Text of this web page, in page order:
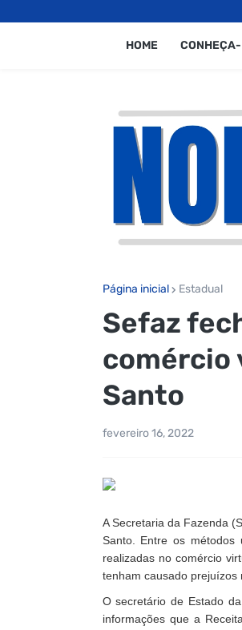
HOME
Página inicial Estadual
Sefaz
comércio
Santo
fevereiro 16, 2022
A Secretaria da Fazenda
Santo. Entre os métodos
realizadas no comércio
tenham causado
O secretário de Estado
informações que a